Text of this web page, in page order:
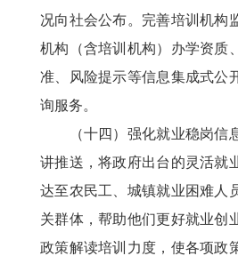
况向社会公布。完善培训机构
机构（含培训机构）办学资质
准、风险提示等信息集成式公
询服务。
（十四）强化就业稳岗信
讲推送，将政府出台的灵活就
达至农民工、城镇就业困难人
关群体，帮助他们更好就业创
政策解读培训力度，使各项政